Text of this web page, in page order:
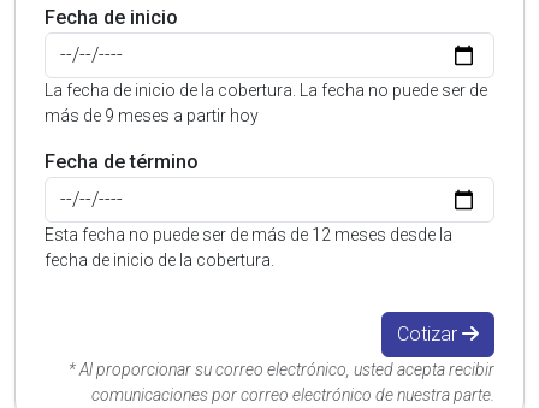
Fecha de inicio
La fecha de inicio de la cobertura. La fecha no puede ser de
más de 9 meses a partir hoy
Fecha de término
Esta fecha no puede ser de más de 12 meses desde la
fecha de inicio de la cobertura.
Cotizar
* Al proporcionar su correo electrónico, usted acepta recibir
comunicaciones por correo electrónico de nuestra parte.